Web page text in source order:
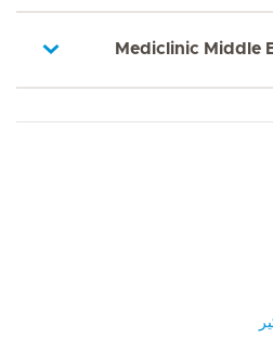
Mediclinic Middle